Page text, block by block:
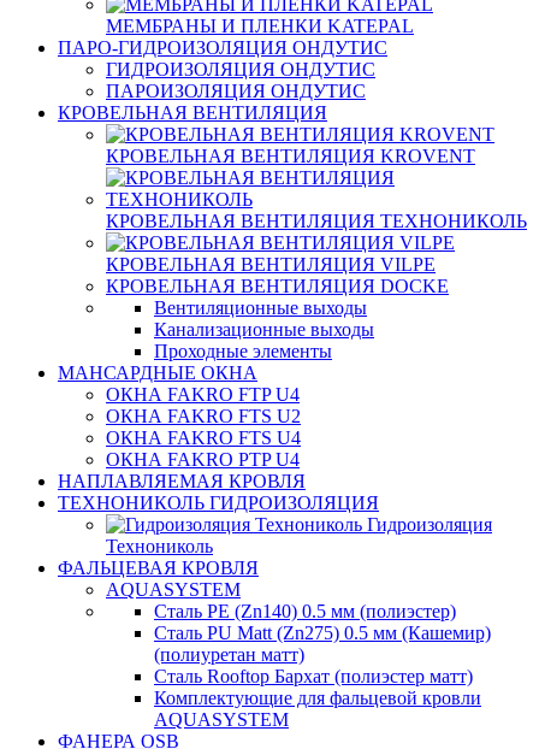
МЕМБРАНЫ И ПЛЕНКИ KATEPAL
ПАРО-ГИДРОИЗОЛЯЦИЯ ОНДУТИС
ГИДРОИЗОЛЯЦИЯ ОНДУТИС
ПАРОИЗОЛЯЦИЯ ОНДУТИС
КРОВЕЛЬНАЯ ВЕНТИЛЯЦИЯ
КРОВЕЛЬНАЯ ВЕНТИЛЯЦИЯ KROVENT
КРОВЕЛЬНАЯ ВЕНТИЛЯЦИЯ ТЕХНОНИКОЛЬ
КРОВЕЛЬНАЯ ВЕНТИЛЯЦИЯ VILPE
КРОВЕЛЬНАЯ ВЕНТИЛЯЦИЯ DOCKE
Вентиляционные выходы
Канализационные выходы
Проходные элементы
МАНСАРДНЫЕ ОКНА
ОКНА FAKRO FTP U4
ОКНА FAKRO FTS U2
ОКНА FAKRO FTS U4
ОКНА FAKRO PTP U4
НАПЛАВЛЯЕМАЯ КРОВЛЯ
ТЕХНОНИКОЛЬ ГИДРОИЗОЛЯЦИЯ
Гидроизоляция
Технониколь
ФАЛЬЦЕВАЯ КРОВЛЯ
AQUASYSTEM
Сталь PE (Zn140) 0.5 мм (полиэстер)
Сталь PU Matt (Zn275) 0.5 мм (Кашемир)
(полиуретан матт)
Сталь Rooftop Бархат (полиэстер матт)
Комплектующие для фальцевой кровли
AQUASYSTEM
ФАНЕРА OSB